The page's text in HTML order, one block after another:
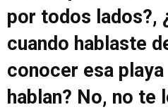
por todos lados?,
cuando hablaste
conocer esa
hablan? No, no te